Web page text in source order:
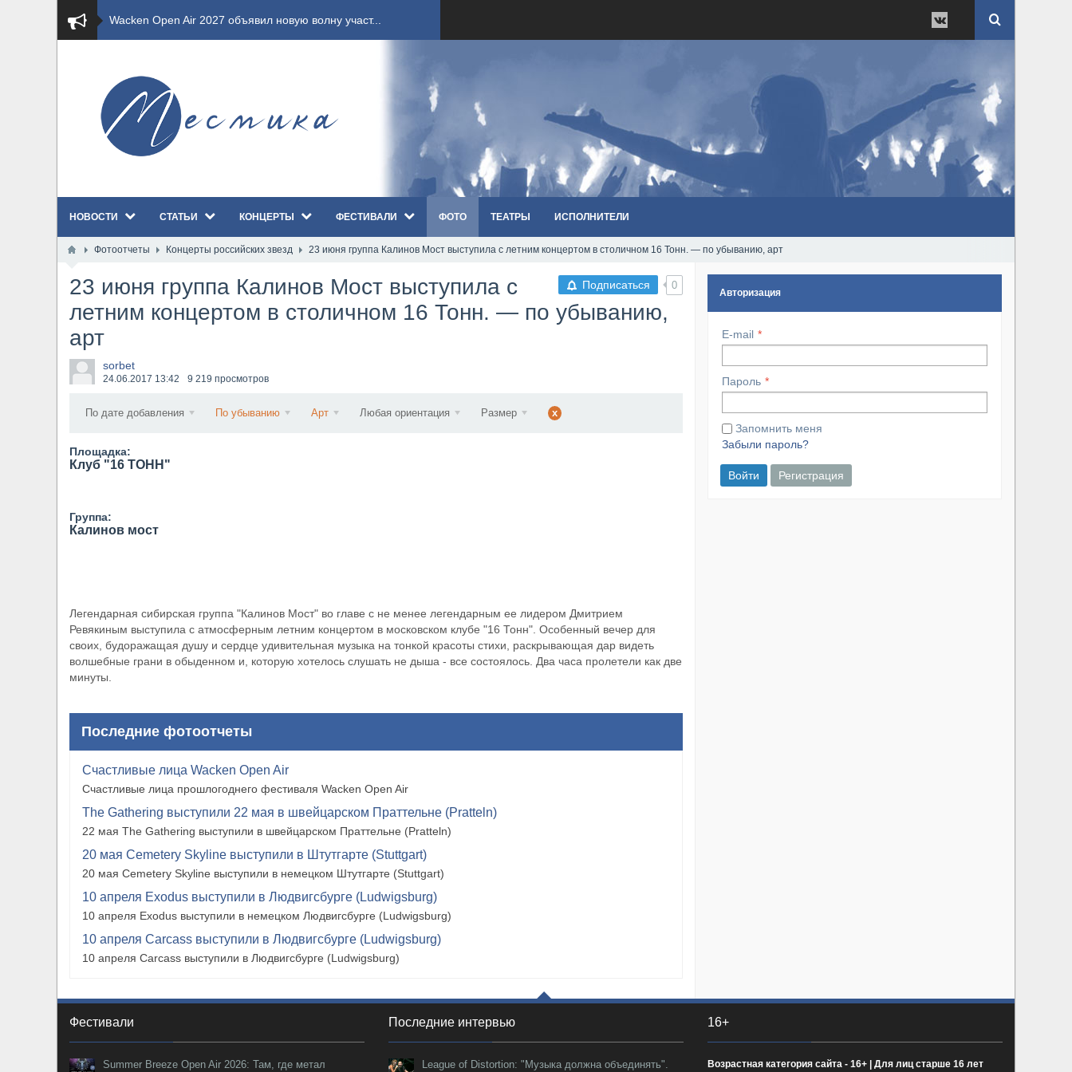
​Wacken Open Air 2027 объявил новую волну участ...
​Wacken Open Air 2026 полностью распродан
GHOST возвращаются на большие экраны с новым ко...
​Wacken Open Air 2026: открыт новый портал Cash...
Всероссийский рок-фестиваль HAMMER FEST впервые...
​Anthrax выпустили новый сингл и клип «Everybod...
НОВОСТИ СТАТЬИ КОНЦЕРТЫ ФЕСТИВАЛИ ФОТО ТЕАТРЫ ИСПОЛНИТЕЛИ
Фотоотчеты Концерты российских звезд 23 июня группа Калинов Мост выступила с летним концертом в столичном 16 Тонн. — по убыванию, арт
Подписаться 0
23 июня группа Калинов Мост выступила с
летним концертом в столичном 16 Тонн. — по убыванию,
арт
sorbet
24.06.2017 13:42 9 219 просмотров
По дате добавления По убыванию Арт Любая ориентация Размер x
Площадка:
Клуб "16 ТОНН"
Группа:
Калинов мост
Легендарная сибирская группа "Калинов Мост" во главе с не менее легендарным ее лидером Дмитрием
Ревякиным выступила с атмосферным летним концертом в московском клубе "16 Тонн". Особенный вечер для
своих, будоражащая душу и сердце удивительная музыка на тонкой красоты стихи, раскрывающая дар видеть
волшебные грани в обыденном и, которую хотелось слушать не дыша - все состоялось. Два часа пролетели как две
минуты.
Последние фотоотчеты
Счастливые лица Wacken Open Air
Счастливые лица прошлогоднего фестиваля Wacken Open Air
The Gathering выступили 22 мая в швейцарском Праттельне (Pratteln)
22 мая The Gathering выступили в швейцарском Праттельне (Pratteln)
20 мая Cemetery Skyline выступили в Штутгарте (Stuttgart)
20 мая Cemetery Skyline выступили в немецком Штутгарте (Stuttgart)
10 апреля Exodus выступили в Людвигсбурге (Ludwigsburg)
10 апреля Exodus выступили в немецком Людвигсбурге (Ludwigsburg)
10 апреля Carcass выступили в Людвигсбурге (Ludwigsburg)
10 апреля Carcass выступили в Людвигсбурге (Ludwigsburg)
Авторизация
E-mail
Пароль
Запомнить меня
Забыли пароль?
Войти Регистрация
Фестивали
Summer Breeze Open Air 2026: Там, где метал
Последние интервью
League of Distortion: "Музыка должна объединять".
16+
Возрастная категория сайта - 16+ | Для лиц старше 16 лет